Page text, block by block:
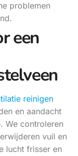
problemen
een
reinigen
en aandacht
We controleren
vuil en
lucht frisser en